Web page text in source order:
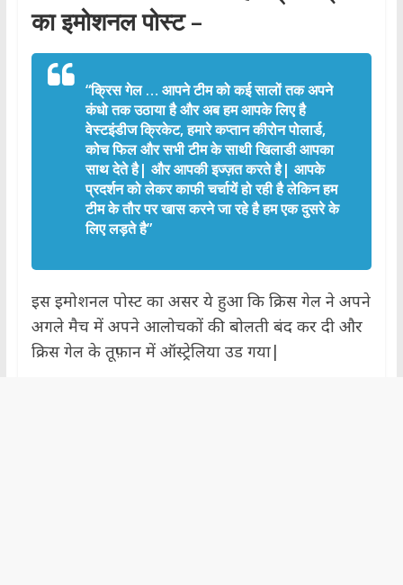
का इमोशनल पोस्ट –
“क्रिस गेल … आपने टीम को कई सालों तक अपने
कंधो तक उठाया है और अब हम आपके लिए है
वेस्टइंडीज क्रिकेट, हमारे कप्तान कीरोन पोलार्ड,
कोच फिल और सभी टीम के साथी खिलाडी आपका
साथ देते है| और आपकी इज्ज़त करते है| आपके
प्रदर्शन को लेकर काफी चर्चायें हो रही है लेकिन हम
टीम के तौर पर खास करने जा रहे है हम एक दुसरे के
लिए लड़ते है”
इस इमोशनल पोस्ट का असर ये हुआ कि क्रिस गेल ने अपने
अगले मैच में अपने आलोचकों की बोलती बंद कर दी और
क्रिस गेल के तूफ़ान में ऑस्ट्रेलिया उड गया|